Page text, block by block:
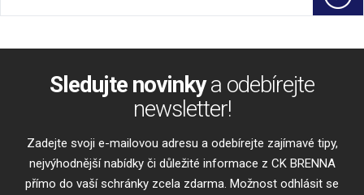
Sledujte novinkya odebírejte
newsletter!
Zadejte svoji e-mailovou adresu a odebírejte zajímavé tipy,
nejvýhodnější nabídky či důležité informace z CK BRENNA
přímo do vaší schránky zcela zdarma. Možnost odhlásit se